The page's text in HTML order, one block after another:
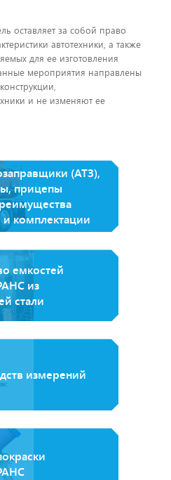
оставляет за собой право
автотехники, а также
для ее изготовления
мероприятия направлены
и не изменяют ее
(АТЗ),
прицепы
и комплектации
емкостей
из
стали
измерений